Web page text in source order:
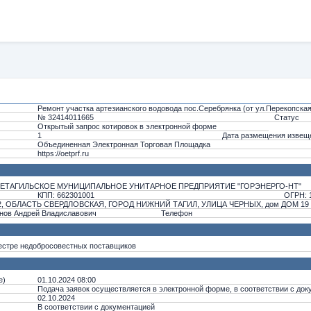
Ремонт участка артезианского водовода пос.Серебрянка (от
№ 32414011665
Статус
Открытый запрос котировок в электронной форме
1
Дата размещения
Объединенная Электронная Торговая Площадка
https://oetprf.ru
МУНИЦИПАЛЬНОЕ УНИТАРНОЕ ПРЕДПРИЯТИЕ "ГОРЭНЕРГО-НТ"
КПП: 662301001
ОГРН:
ОБЛАСТЬ СВЕРДЛОВСКАЯ, ГОРОД НИЖНИЙ ТАГИЛ, УЛИЦА ЧЕРНЫХ, дом ДОМ 19
Андрей Владиславович
Телефон
недобросовестных поставщиков
01.10.2024 08:00
Подача заявок осуществляется в электронной форме, в соответствии с
02.10.2024
В соответствии с документацией